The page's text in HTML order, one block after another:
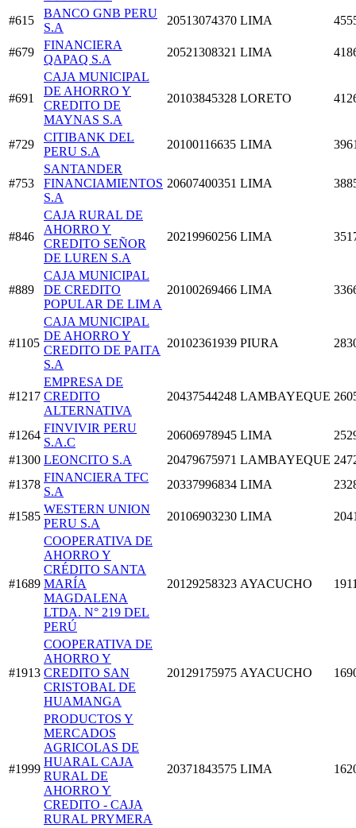
#615
BANCO GNB PERU
S.A
20513074370 LIMA
#679
FINANCIERA
QAPAQ S.A
20521308321 LIMA
#691
CAJA MUNICIPAL
DE AHORRO Y
CREDITO DE
MAYNAS S.A
20103845328 LORETO
#729
CITIBANK DEL
PERU S.A
20100116635 LIMA
#753
SANTANDER
FINANCIAMIENTOS
S.A
20607400351 LIMA
#846
CAJA RURAL DE
AHORRO Y
CREDITO SEÑOR
DE LUREN S.A
20219960256 LIMA
#889
CAJA MUNICIPAL
DE CREDITO
POPULAR DE LIM A
20100269466 LIMA
#1105
CAJA MUNICIPAL
DE AHORRO Y
CREDITO DE PAITA
S.A
20102361939 PIURA
#1217
EMPRESA DE
CREDITO
ALTERNATIVA
20437544248 LAMBAYEQUE
#1264
FINVIVIR PERU
S.A.C
20606978945 LIMA
#1300 LEONCITO S.A 20479675971 LAMBAYEQUE
#1378
FINANCIERA TFC
S.A
20337996834 LIMA
#1585
WESTERN UNION
PERU S.A
20106903230 LIMA
#1689
COOPERATIVA DE
AHORRO Y
CRÉDITO SANTA
MARÍA
MAGDALENA
LTDA. N° 219 DEL
PERÚ
20129258323 AYACUCHO
#1913
COOPERATIVA DE
AHORRO Y
CREDITO SAN
CRISTOBAL DE
HUAMANGA
20129175975 AYACUCHO
#1999
PRODUCTOS Y
MERCADOS
AGRICOLAS DE
HUARAL CAJA
RURAL DE
AHORRO Y
CREDITO - CAJA
RURAL PRYMERA
20371843575 LIMA